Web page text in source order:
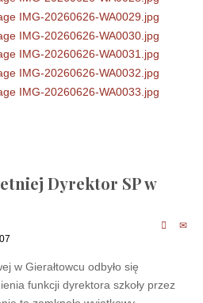
Dyrektor SP w
w Gierałtowcu odbyło się
funkcji dyrektora szkoły przez